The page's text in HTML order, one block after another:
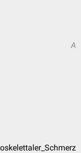
A